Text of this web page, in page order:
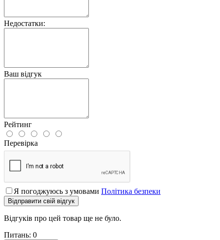
Недостатки:
Ваш відгук
Рейтинг
Перевірка
Я погоджуюсь з умовами Політика безпеки
Відправити свій відгук
Відгуків про цей товар ще не було.
Питань: 0